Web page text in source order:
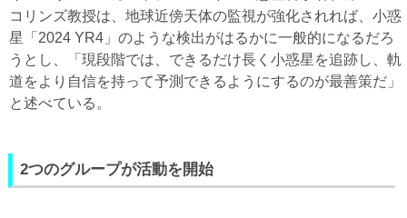
コリンズ教授は、地球近傍天体の監視が強化されれば、小惑
星「2024 YR4」のような検出がはるかに一般的になるだろ
うとし、「現段階では、できるだけ長く小惑星を追跡し、軌
道をより自信を持って予測できるようにするのが最善策だ」
と述べている。
2つのグループが活動を開始